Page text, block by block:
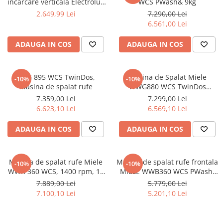
EW6T5271E – 6 kg, 1200 rpm,
2.649,99 Lei
ADAUGA IN COS
7.290,00 Lei
6.561,00 Lei
ADAUGA IN COS
-10%
WEG 895 WCS TwinDos,
Masina de spalat rufe
7.359,00 Lei
6.623,10 Lei
ADAUGA IN COS
-10%
Masina de Spalat Miele
WWG880 WCS TwinDos
SteamCare 9KG 1400RPM
Clasa A WiFi
7.299,00 Lei
6.569,10 Lei
ADAUGA IN COS
-10%
Masina de spalat rufe Miele
WWK 360 WCS, 1400 rpm, 10
kg, clasa A, CapDosing,
PowerWash, Alb
7.889,00 Lei
7.100,10 Lei
-10%
Masina de spalat rufe frontala
MIELE WWB360 WCS PWash,
1400rpm, 8 kg, Clasa A, Wi-Fi,
alb
5.779,00 Lei
5.201,10 Lei